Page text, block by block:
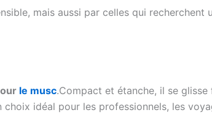
mais aussi par celles qui
le musc.Compact et étanche, il se
idéal pour les professionnels, les